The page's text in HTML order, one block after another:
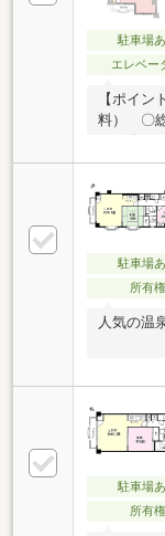
駐車場
エレベー
【ポイ
料） 〇総
駐車場
所有権
人気の温
駐車場
所有権